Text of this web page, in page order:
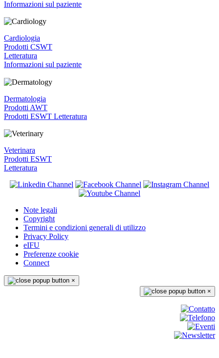
Informazioni sul paziente
Cardiologia
Prodotti CSWT
Letteratura
Informazioni sul paziente
Dermatologia
Prodotti AWT
Prodotti ESWT Letteratura
Veterinara
Prodotti ESWT
Letteratura
Note legali
Copyright
Termini e condizioni generali di utilizzo
Privacy Policy
eIFU
Preferenze cookie
Connect
×
×